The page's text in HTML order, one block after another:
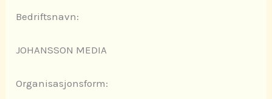
Bedriftsnavn:
JOHANSSON MEDIA
Organisasjonsform: